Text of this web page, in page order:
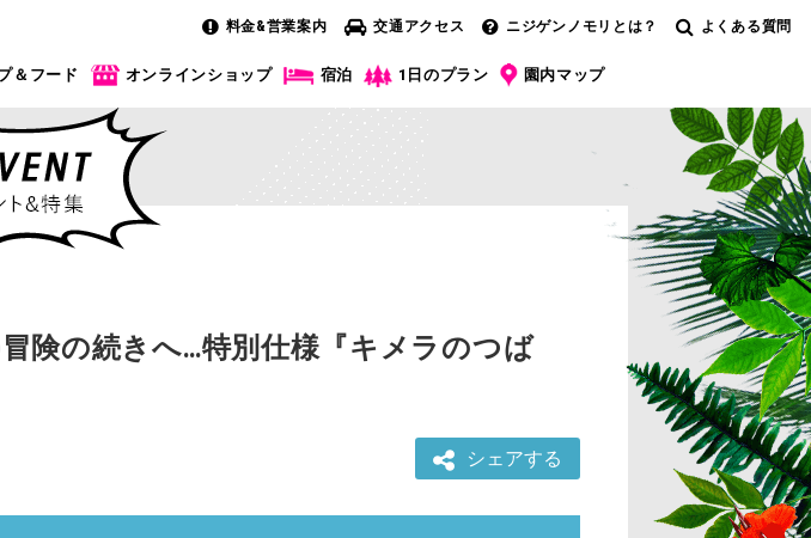
料金&営業案内 交通アクセス ニジゲンノモリとは？ よくある質問
＆フード オンラインショップ 宿泊 1日のプラン 園内マップ
険の続きへ…特別仕様『キメラのつば
シェアする